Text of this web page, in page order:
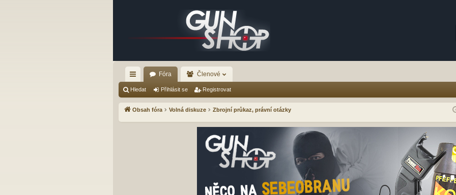
yc
hl
Fóra Členové
Hledat Přihlásit se Registrovat
Obsah fóra Volná diskuze Zbrojní průkaz, právní otázky